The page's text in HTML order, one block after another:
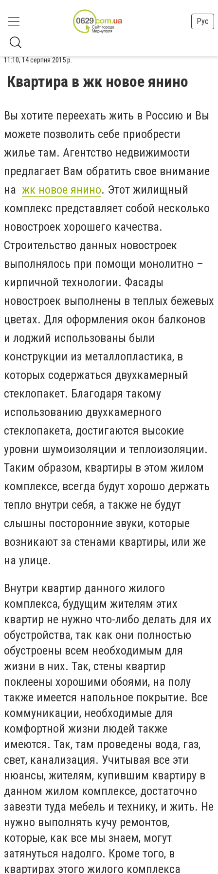
Рус
11:10, 14 серпня 2015 р.
Квартира в жк новое янино
Вы хотите переехать жить в Россию и Вы
можете позволить себе приобрести
жилье там. Агентство недвижимости
предлагает Вам обратить свое внимание
на жк новое янино. Этот жилищный
комплекс представляет собой несколько
новостроек хорошего качества.
Строительство данных новостроек
выполнялось при помощи монолитно –
кирпичной технологии. Фасады
новостроек выполнены в теплых бежевых
цветах. Для оформления окон балконов
и лоджий использованы были
конструкции из металлопластика, в
которых содержаться двухкамерный
стеклопакет. Благодаря такому
использованию двухкамерного
стеклопакета, достигаются высокие
уровни шумоизоляции и теплоизоляции.
Таким образом, квартиры в этом жилом
комплексе, всегда будут хорошо держать
тепло внутри себя, а также не будут
слышны посторонние звуки, которые
возникают за стенами квартиры, или же
на улице.
Внутри квартир данного жилого
комплекса, будущим жителям этих
квартир не нужно что-либо делать для их
обустройства, так как они полностью
обустроены всем необходимым для
жизни в них. Так, стены квартир
поклеены хорошими обоями, на полу
также имеется напольное покрытие. Все
коммуникации, необходимые для
комфортной жизни людей также
имеются. Так, там проведены вода, газ,
свет, канализация. Учитывая все эти
нюансы, жителям, купившим квартиру в
данном жилом комплексе, достаточно
завезти туда мебель и технику, и жить. Не
нужно выполнять кучу ремонтов,
которые, как все мы знаем, могут
затянуться надолго. Кроме того, в
квартирах этого жилого комплекса